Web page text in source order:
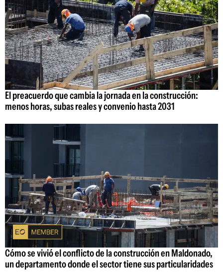
El preacuerdo que cambia la jornada en la construcción:
menos horas, subas reales y convenio hasta 2031
Cómo se vivió el conflicto de la construcción en Maldonado,
un departamento donde el sector tiene sus particularidades